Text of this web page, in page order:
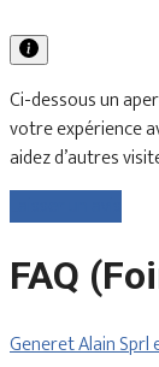
Ci-dessous un
votre expérience
aidez d’autres
FAQ
Generet Alain